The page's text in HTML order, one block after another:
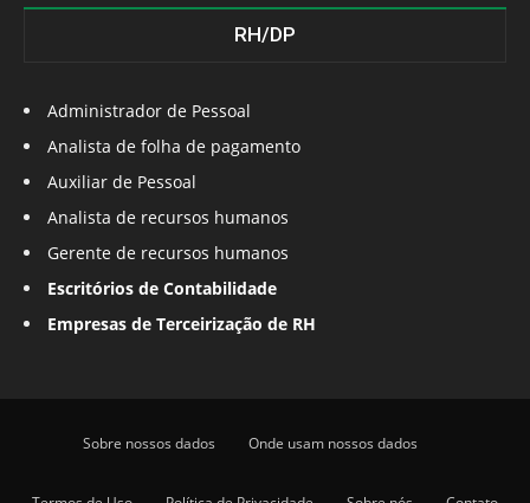
RH/DP
Administrador de Pessoal
Analista de folha de pagamento
Auxiliar de Pessoal
Analista de recursos humanos
Gerente de recursos humanos
Escritórios de Contabilidade
Empresas de Terceirização de RH
Sobre nossos dados Onde usam nossos dados